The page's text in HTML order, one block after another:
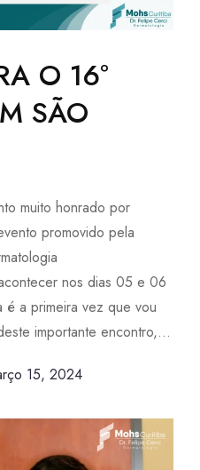
O 16º
SÃO
muito honrado por
promovido pela
nos dias 05 e 06
é a primeira vez que vou
importante encontro,...
15, 2024